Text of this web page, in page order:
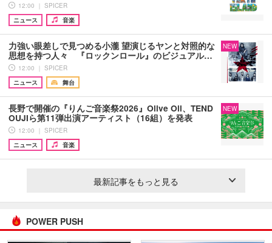
12:00 ｜ SPICER
ニュース
音楽
力強い眼差しで見つめる小瀧 望演じるヤンと対照的な
思想を持つ人々 『ロックンロール』のビジュアル…
12:00 ｜ SPICER
ニュース
舞台
NEW
長野で開催の『りんご音楽祭2026』Olive Oil、TEND
OUJIら第11弾出演アーティスト（16組）を発表
12:00 ｜ SPICER
ニュース
音楽
NEW
最新記事をもっと見る
POWER PUSH